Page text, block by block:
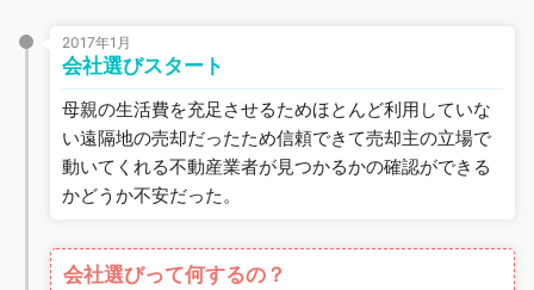
2017年1月
会社選びスタート
母親の生活費を充足させるためほとんど利用していな
い遠隔地の売却だったため信頼できて売却主の立場で
動いてくれる不動産業者が見つかるかの確認ができる
かどうか不安だった。
会社選びって何するの？